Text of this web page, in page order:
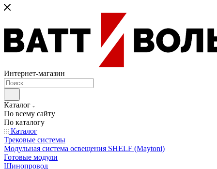
Интернет-магазин
Каталог
По всему сайту
По каталогу
Каталог
Трековые системы
Модульная система освещения SHELF (Maytoni)
Готовые модули
Шинопровод